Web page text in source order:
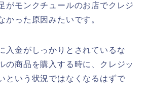
がモンクチュールのお店でクレジ
かった原因みたいです。
入金がしっかりとされているな
の商品を購入する時に、クレジッ
という状況ではなくなるはずで